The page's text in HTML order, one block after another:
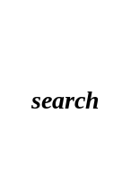
search